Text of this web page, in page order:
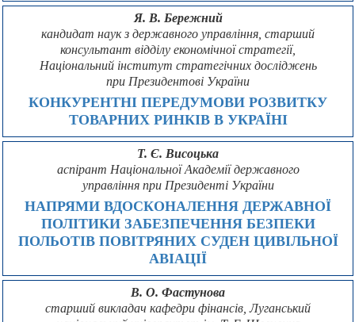
Я. В. Бережний
кандидат наук з державного управління, старший
консультант відділу економічної стратегії,
Національний інститут стратегічних досліджень
при Президентові України
КОНКУРЕНТНІ ПЕРЕДУМОВИ РОЗВИТКУ
ТОВАРНИХ РИНКІВ В УКРАЇНІ
Т. Є. Висоцька
аспірант Національної Академії державного
управління при Президенті України
НАПРЯМИ ВДОСКОНАЛЕННЯ ДЕРЖАВНОЇ
ПОЛІТИКИ ЗАБЕЗПЕЧЕННЯ БЕЗПЕКИ
ПОЛЬОТІВ ПОВІТРЯНИХ СУДЕН ЦИВІЛЬНОЇ
АВІАЦІЇ
В. О. Фастунова
старший викладач кафедри фінансів, Луганський